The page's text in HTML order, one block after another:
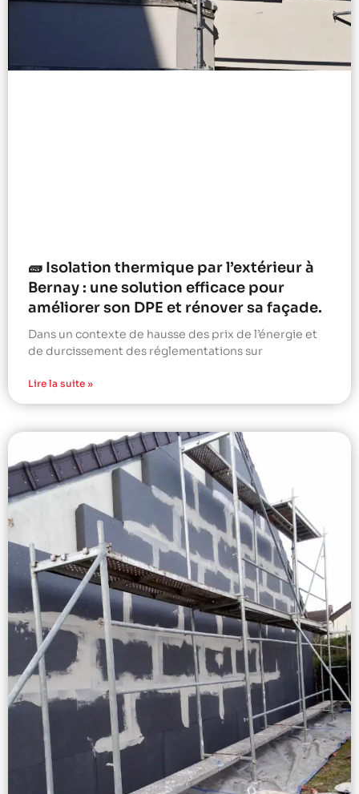
🧱 Isolation thermique par l’extérieur à
Bernay : une solution efficace pour
améliorer son DPE et rénover sa façade.
Dans un contexte de hausse des prix de l’énergie et
de durcissement des réglementations sur
Lire la suite »